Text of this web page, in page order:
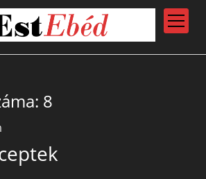
open
menu
8